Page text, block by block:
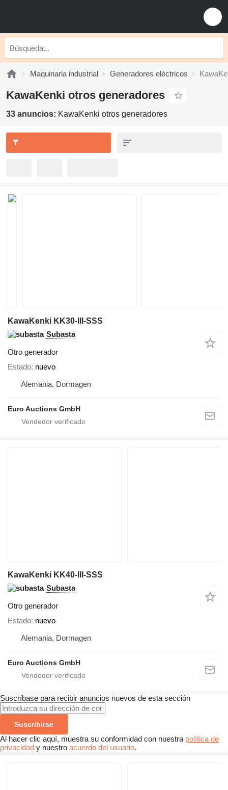
Maquinaria industrial Generadores eléctricos
KawaKenki otros generadores
33 anuncios: KawaKenki otros generadores
KawaKenki KK30-III-SSS
Subasta
Otro generador
Estado nuevo
Alemania, Dormagen
Euro Auctions GmbH
KawaKenki KK40-III-SSS
Subasta
Otro generador
Estado nuevo
Alemania, Dormagen
Euro Auctions GmbH
Suscríbase para recibir anuncios nuevos de esta sección
Suscribirse
Al hacer clic aquí, muestra su conformidad con nuestra política de
privacidad y nuestro acuerdo del usuario.